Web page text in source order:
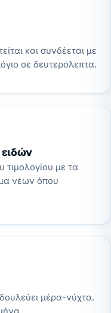
και συνδέεται με
σε δευτερόλεπτα.
τιμολογίου με τα
νέων όπου
δουλεύει μέρα-νύχτα.